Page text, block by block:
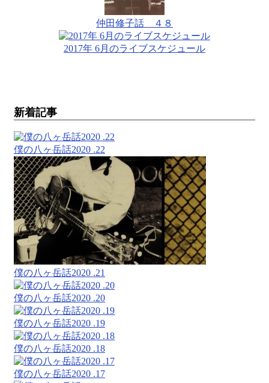
仲田修子話 ４８
2017年 6月のライブスケジュール
新着記事
僕の八ヶ岳話2020 .22
僕の八ヶ岳話2020 .21
僕の八ヶ岳話2020 .20
僕の八ヶ岳話2020 .19
僕の八ヶ岳話2020 .18
僕の八ヶ岳話2020 .17